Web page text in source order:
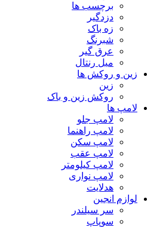
برچسب ها
دزدگیر
زه باک
شبرنگ
عرق گیر
میل رنتال
زین و روکش ها
زین
روکش زین و باک
لامپ ها
لامپ جلو
لامپ راهنما
لامپ سکن
لامپ عقب
لامپ کیلومتر
لامپ نواری
هدلایت
لوازم انجین
سر سیلندر
سوپاپ